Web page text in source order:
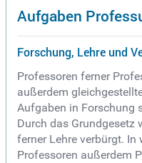
Aufgaben
Forschung, Lehre und
Professoren ferner
außerdem
Aufgaben in Forschung
Durch das Grundgesetz
ferner Lehre verbürgt.
Professoren außerdem